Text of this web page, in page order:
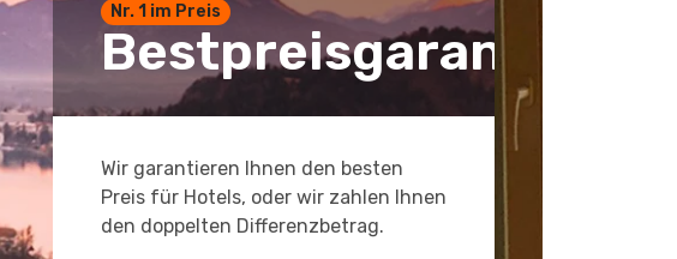
Nr. 1 im Preis
Bestpreisgarantie
Wir garantieren Ihnen den besten
Preis für Hotels, oder wir zahlen Ihnen
den doppelten Differenzbetrag.